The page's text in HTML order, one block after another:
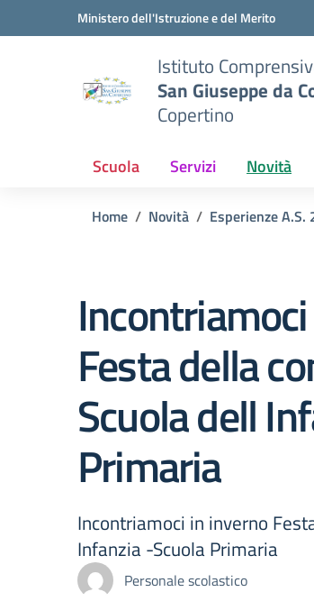
Vai ai contenuti
Vai al menu di navigazioneMinistero dell'Istruzione e del Merito
Istituto
San Giuseppe da
Copertino
Scuola Servizi Novità
Home Novità Esperienze
Festa della
Scuola dell
Primaria
Incontriamoci in inverno
Infanzia -Scuola Primaria
Personale scolastico